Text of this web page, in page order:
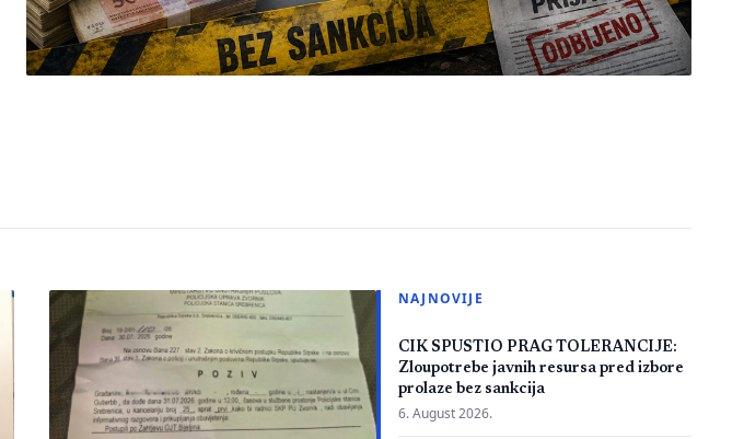
NAJNOVIJE
CIK SPUSTIO PRAG TOLERANCIJE:
Zloupotrebe javnih resursa pred izbore
prolaze bez sankcija
6. August 2026.